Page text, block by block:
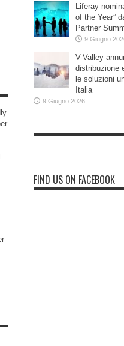
Liferay
of the Year”
Partner
9 Giugno
V-Valley
distribuzione
le soluzioni
Italia
9 Giugno 2026
FIND US ON FACEBOOK